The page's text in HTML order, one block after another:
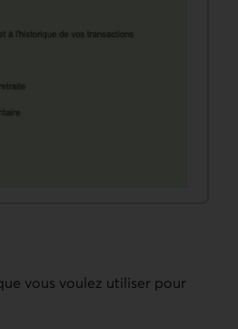
vous voulez utiliser pour